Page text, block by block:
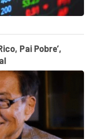
Pai Pobre’,